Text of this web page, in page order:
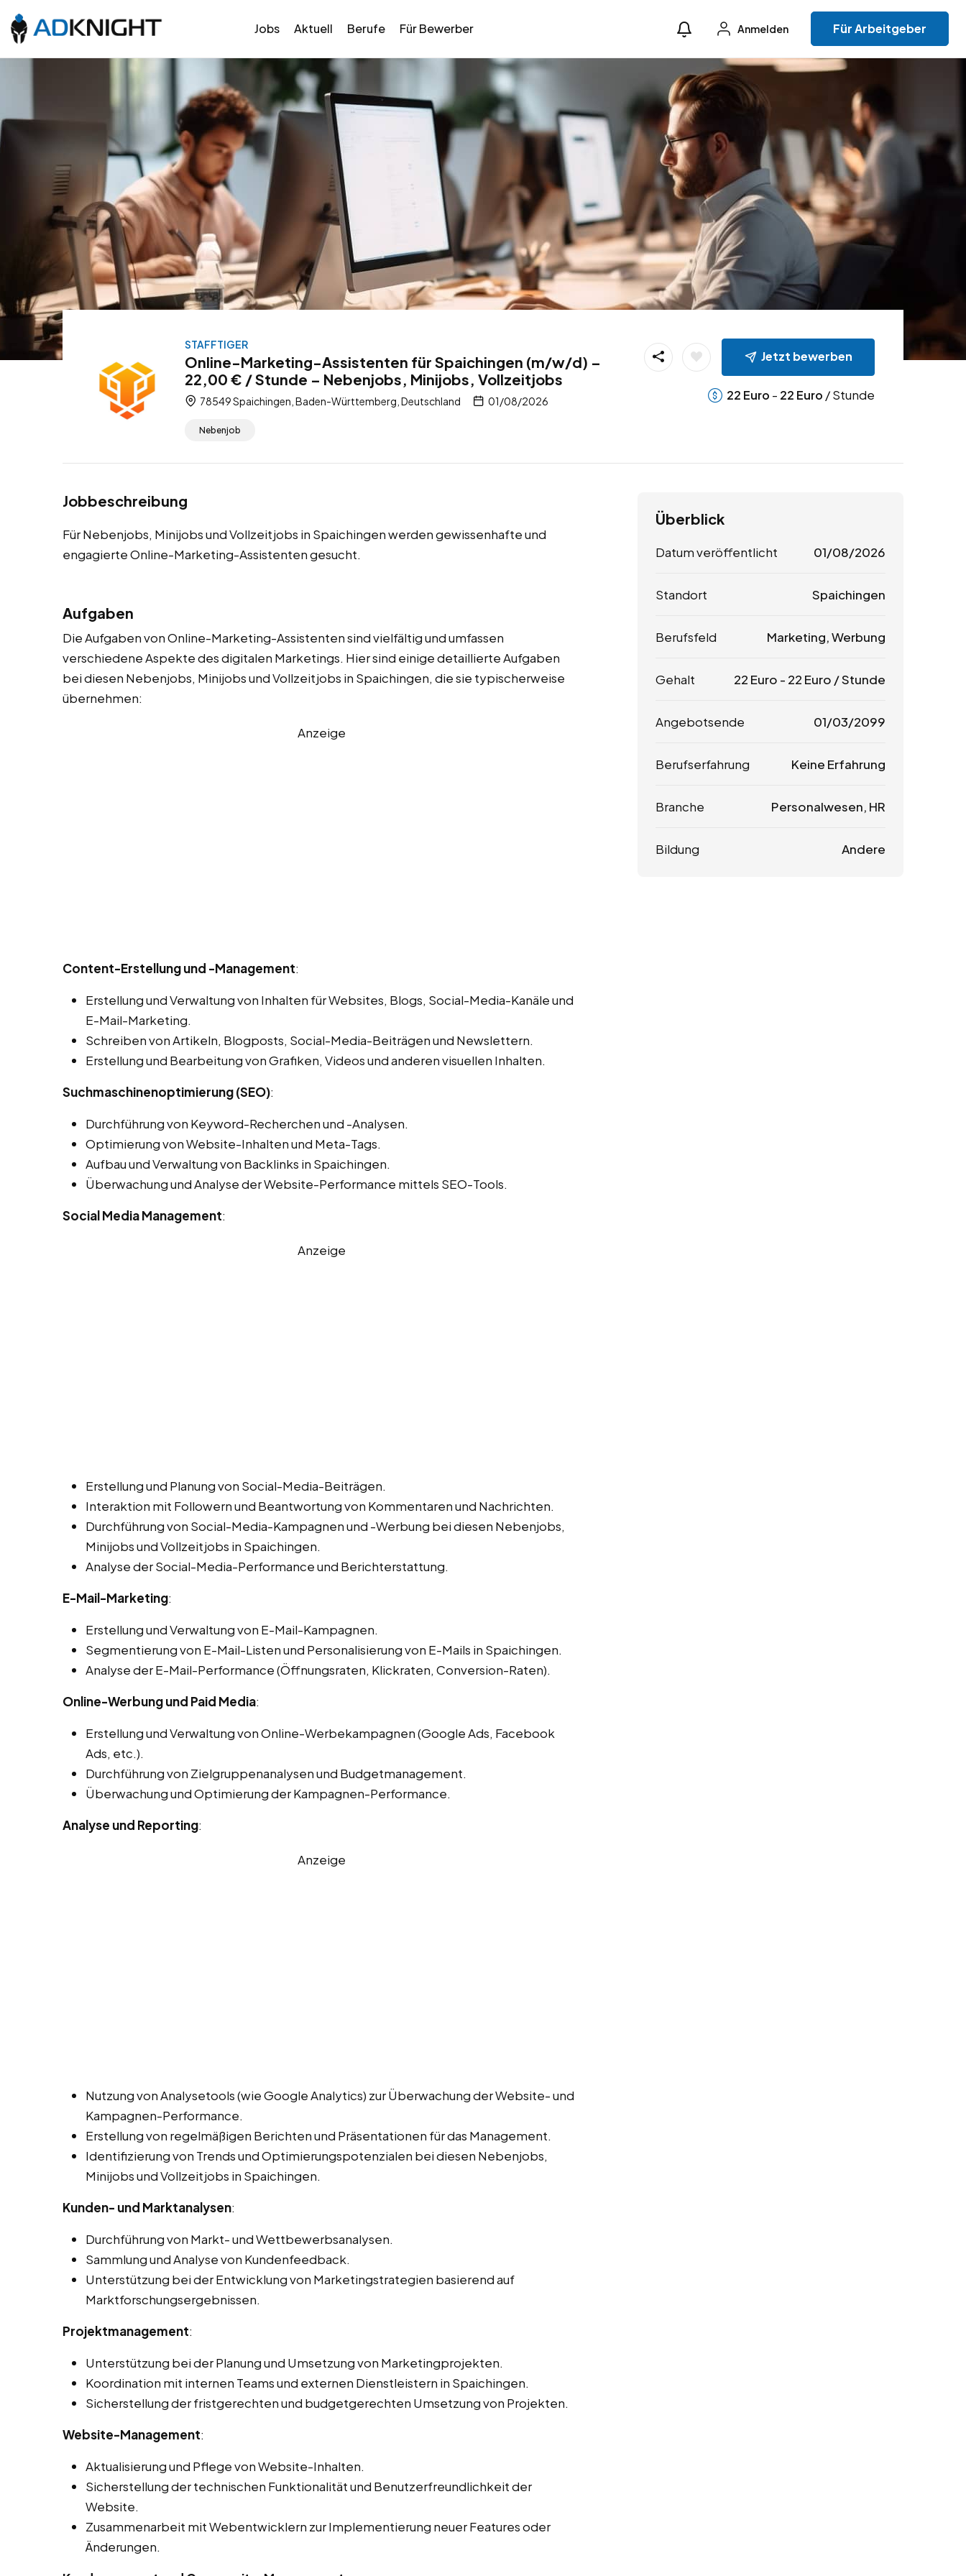
Jobs Aktuell Berufe Für Bewerber Anmelden Für Arbeitgeber
STAFFTIGER
Online-Marketing-Assistenten für Spaichingen (m/w/d) –
22,00 € / Stunde – Nebenjobs, Minijobs, Vollzeitjobs
78549 Spaichingen, Baden-Württemberg, Deutschland 01/08/2026
Nebenjob
Jetzt bewerben
22 Euro - 22 Euro / Stunde
Jobbeschreibung
Für Nebenjobs, Minijobs und Vollzeitjobs in Spaichingen werden gewissenhafte und
engagierte Online-Marketing-Assistenten gesucht.
Aufgaben
Die Aufgaben von Online-Marketing-Assistenten sind vielfältig und umfassen
verschiedene Aspekte des digitalen Marketings. Hier sind einige detaillierte Aufgaben
bei diesen Nebenjobs, Minijobs und Vollzeitjobs in Spaichingen, die sie typischerweise
übernehmen:
Anzeige
Content-Erstellung und -Management:
Erstellung und Verwaltung von Inhalten für Websites, Blogs, Social-Media-Kanäle und
E-Mail-Marketing.
Schreiben von Artikeln, Blogposts, Social-Media-Beiträgen und Newslettern.
Erstellung und Bearbeitung von Grafiken, Videos und anderen visuellen Inhalten.
Suchmaschinenoptimierung (SEO):
Durchführung von Keyword-Recherchen und -Analysen.
Optimierung von Website-Inhalten und Meta-Tags.
Aufbau und Verwaltung von Backlinks in Spaichingen.
Überwachung und Analyse der Website-Performance mittels SEO-Tools.
Social Media Management:
Anzeige
Erstellung und Planung von Social-Media-Beiträgen.
Interaktion mit Followern und Beantwortung von Kommentaren und Nachrichten.
Durchführung von Social-Media-Kampagnen und -Werbung bei diesen Nebenjobs,
Minijobs und Vollzeitjobs in Spaichingen.
Analyse der Social-Media-Performance und Berichterstattung.
E-Mail-Marketing:
Erstellung und Verwaltung von E-Mail-Kampagnen.
Segmentierung von E-Mail-Listen und Personalisierung von E-Mails in Spaichingen.
Analyse der E-Mail-Performance (Öffnungsraten, Klickraten, Conversion-Raten).
Online-Werbung und Paid Media:
Erstellung und Verwaltung von Online-Werbekampagnen (Google Ads, Facebook
Ads, etc.).
Durchführung von Zielgruppenanalysen und Budgetmanagement.
Überwachung und Optimierung der Kampagnen-Performance.
Analyse und Reporting:
Anzeige
Nutzung von Analysetools (wie Google Analytics) zur Überwachung der Website- und
Kampagnen-Performance.
Erstellung von regelmäßigen Berichten und Präsentationen für das Management.
Identifizierung von Trends und Optimierungspotenzialen bei diesen Nebenjobs,
Minijobs und Vollzeitjobs in Spaichingen.
Kunden- und Marktanalysen:
Durchführung von Markt- und Wettbewerbsanalysen.
Sammlung und Analyse von Kundenfeedback.
Unterstützung bei der Entwicklung von Marketingstrategien basierend auf
Marktforschungsergebnissen.
Projektmanagement:
Unterstützung bei der Planung und Umsetzung von Marketingprojekten.
Koordination mit internen Teams und externen Dienstleistern in Spaichingen.
Sicherstellung der fristgerechten und budgetgerechten Umsetzung von Projekten.
Website-Management:
Aktualisierung und Pflege von Website-Inhalten.
Sicherstellung der technischen Funktionalität und Benutzerfreundlichkeit der
Website.
Zusammenarbeit mit Webentwicklern zur Implementierung neuer Features oder
Änderungen.
Überblick
Datum veröffentlicht 01/08/2026
Standort Spaichingen
Berufsfeld Marketing, Werbung
Gehalt 22 Euro - 22 Euro / Stunde
Angebotsende 01/03/2099
Berufserfahrung Keine Erfahrung
Branche Personalwesen, HR
Bildung Andere